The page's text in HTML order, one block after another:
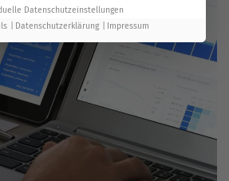
Datenschutzeinstellungen
Datenschutzerklärung Impressum